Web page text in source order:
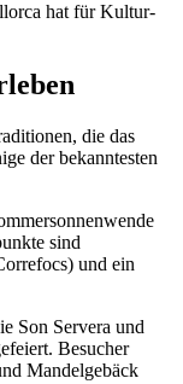
hat für Kultur-
die das
der bekanntesten
sind
und ein
Son Servera und
Besucher
Mandelgebäck